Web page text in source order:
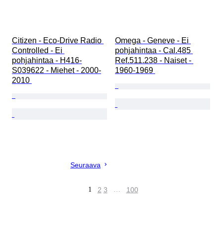
Citizen - Eco-Drive Radio
Controlled - Ei
pohjahintaa - H416-
S039622 - Miehet - 2000-
2010
Omega - Geneve - Ei
pohjahintaa - Cal.485
Ref.511.238 - Naiset -
1960-1969
Seuraava
1 2 3 … 100